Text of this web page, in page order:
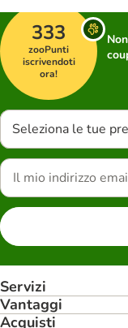
333
zooPunti
iscrivendoti
ora!
Seleziona le tue
Servizi
Vantaggi
Acquisti